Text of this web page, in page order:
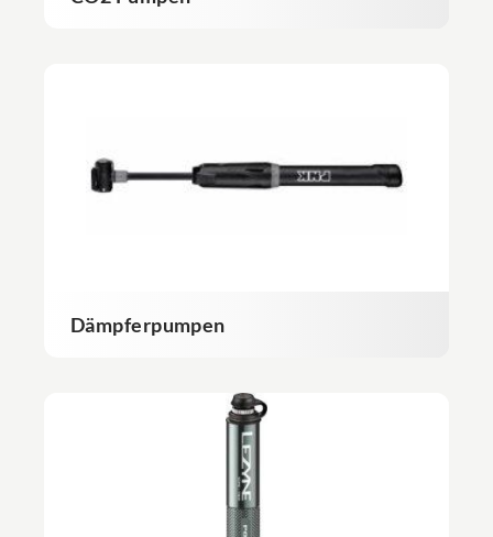
Dämpferpumpen